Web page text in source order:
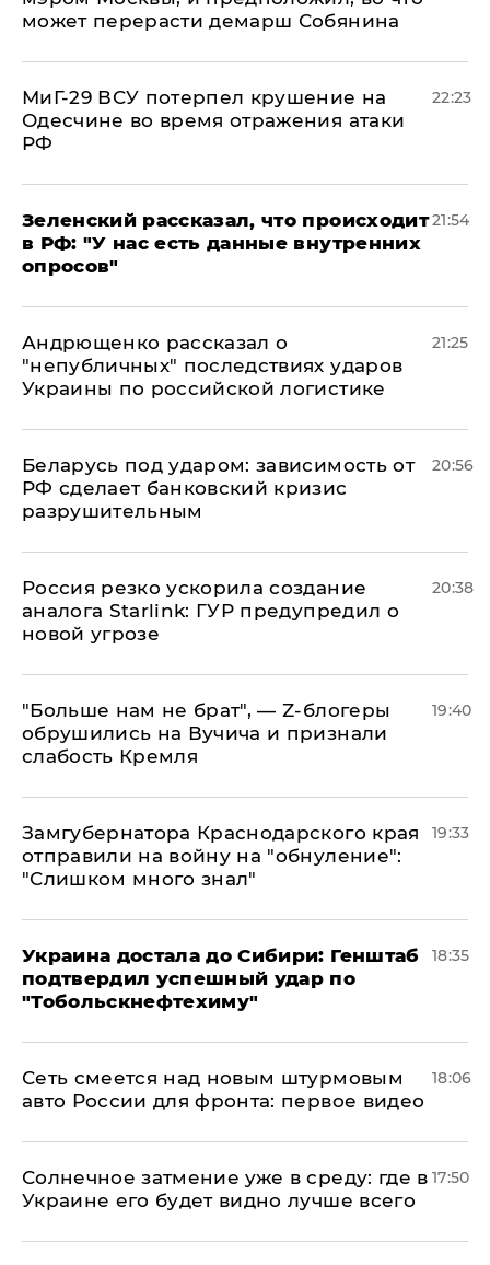
может перерасти демарш Собянина
МиГ-29 ВСУ потерпел крушение на
Одесчине во время отражения атаки
РФ
22:23
​Зеленский рассказал, что происходит
в РФ: "У нас есть данные внутренних
опросов"
21:54
Андрющенко рассказал о
"непубличных" последствиях ударов
Украины по российской логистике
21:25
Беларусь под ударом: зависимость от
РФ сделает банковский кризис
разрушительным
20:56
​Россия резко ускорила создание
аналога Starlink: ГУР предупредил о
новой угрозе
20:38
​"Больше нам не брат", — Z-блогеры
обрушились на Вучича и признали
слабость Кремля
19:40
Замгубернатора Краснодарского края
отправили на войну на "обнуление":
"Слишком много знал"
19:33
Украина достала до Сибири: Генштаб
подтвердил успешный удар по
"Тобольскнефтехиму"
18:35
Сеть смеется над новым штурмовым
авто России для фронта: первое видео
18:06
​Солнечное затмение уже в среду: где в
Украине его будет видно лучше всего
17:50